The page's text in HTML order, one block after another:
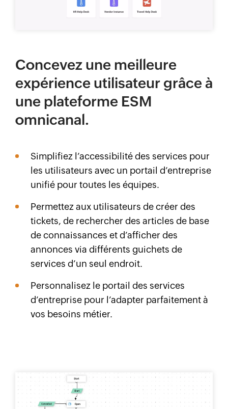
Concevez une meilleure
expérience utilisateur grâce à
une plateforme ESM
omnicanal.
Simplifiez l’accessibilité des services pour
les utilisateurs avec un portail d’entreprise
unifié pour toutes les équipes.
Permettez aux utilisateurs de créer des
tickets, de rechercher des articles de base
de connaissances et d’afficher des
annonces via différents guichets de
services d’un seul endroit.
Personnalisez le portail des services
d’entreprise pour l’adapter parfaitement à
vos besoins métier.